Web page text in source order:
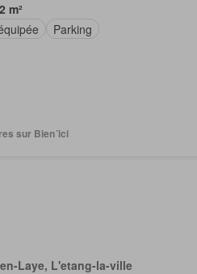
m²
Parking
sur Bien´ici
Laye, L'etang-la-ville